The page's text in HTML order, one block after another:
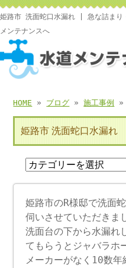
姫路市 洗面蛇口水漏れ | 急な詰まり
メンテナンスへ
HOME » ブログ »施工事例 »
姫路市 洗面蛇口水漏れ
姫路市のR様邸で洗面
伺いさせていただきま
洗面台の下から水漏れ
てもらうとジャバラホ
メーカーがなく10数年